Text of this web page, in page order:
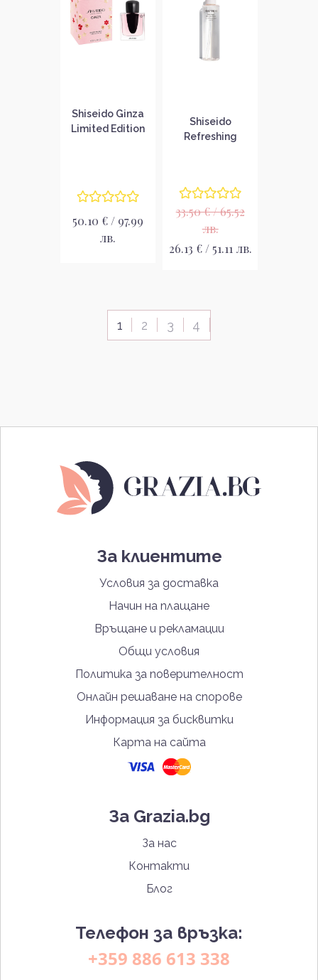
Shiseido Ginza
Limited Edition
50.10 € / 97.99
лв.
Shiseido
Refreshing
вода за лице
33.50 € / 65.52
лв.
26.13 € / 51.11 лв.
1 2 3 4
За клиентите
Условия за доставка
Начин на плащане
Връщане и рекламации
Общи условия
Политика за поверителност
Онлайн решаване на спорове
Информация за бисквитки
Карта на сайта
За Grazia.bg
За нас
Контакти
Блог
Телефон за връзка:
+359 886 613 338